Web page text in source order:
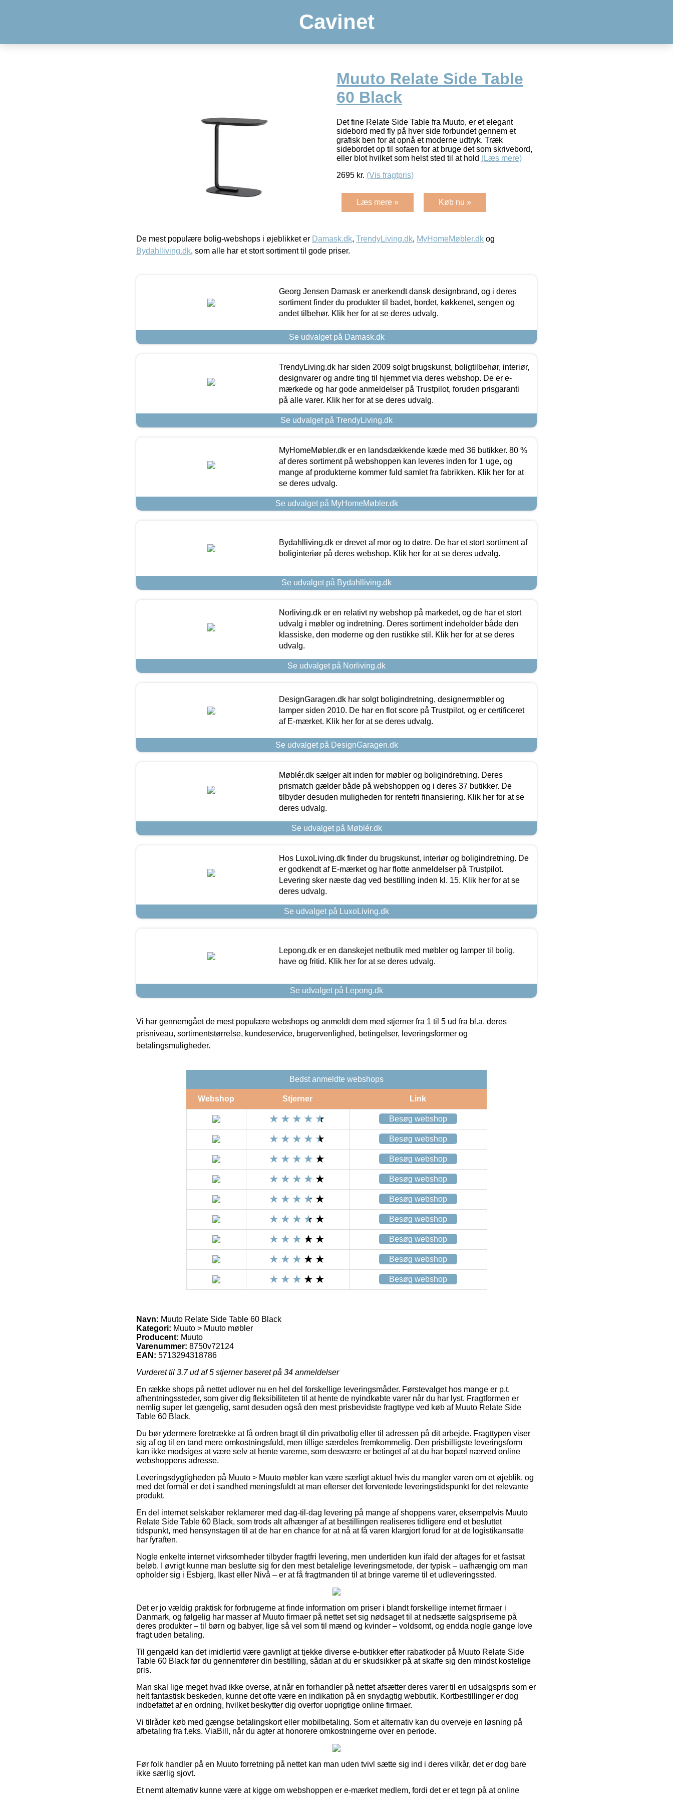
Cavinet
Muuto Relate Side Table
60 Black
Det fine Relate Side Table fra Muuto, er et elegant
sidebord med fly på hver side forbundet gennem et
grafisk ben for at opnå et moderne udtryk. Træk
sidebordet op til sofaen for at bruge det som skrivebord,
eller blot hvilket som helst sted til at hold (Læs mere)
2695 kr. (Vis fragtpris)
Læs mere » Køb nu »
De mest populære bolig-webshops i øjeblikket er Damask.dk, TrendyLiving.dk, MyHomeMøbler.dk og
Bydahlliving.dk, som alle har et stort sortiment til gode priser.
Georg Jensen Damask er anerkendt dansk designbrand, og i deres
sortiment finder du produkter til badet, bordet, køkkenet, sengen og
andet tilbehør. Klik her for at se deres udvalg.
Se udvalget på Damask.dk
TrendyLiving.dk har siden 2009 solgt brugskunst, boligtilbehør, interiør,
designvarer og andre ting til hjemmet via deres webshop. De er e-
mærkede og har gode anmeldelser på Trustpilot, foruden prisgaranti
på alle varer. Klik her for at se deres udvalg.
Se udvalget på TrendyLiving.dk
MyHomeMøbler.dk er en landsdækkende kæde med 36 butikker. 80 %
af deres sortiment på webshoppen kan leveres inden for 1 uge, og
mange af produkterne kommer fuld samlet fra fabrikken. Klik her for at
se deres udvalg.
Se udvalget på MyHomeMøbler.dk
Bydahlliving.dk er drevet af mor og to døtre. De har et stort sortiment af
boliginteriør på deres webshop. Klik her for at se deres udvalg.
Se udvalget på Bydahlliving.dk
Norliving.dk er en relativt ny webshop på markedet, og de har et stort
udvalg i møbler og indretning. Deres sortiment indeholder både den
klassiske, den moderne og den rustikke stil. Klik her for at se deres
udvalg.
Se udvalget på Norliving.dk
DesignGaragen.dk har solgt boligindretning, designermøbler og
lamper siden 2010. De har en flot score på Trustpilot, og er certificeret
af E-mærket. Klik her for at se deres udvalg.
Se udvalget på DesignGaragen.dk
Møblér.dk sælger alt inden for møbler og boligindretning. Deres
prismatch gælder både på webshoppen og i deres 37 butikker. De
tilbyder desuden muligheden for rentefri finansiering. Klik her for at se
deres udvalg.
Se udvalget på Møblér.dk
Hos LuxoLiving.dk finder du brugskunst, interiør og boligindretning. De
er godkendt af E-mærket og har flotte anmeldelser på Trustpilot.
Levering sker næste dag ved bestilling inden kl. 15. Klik her for at se
deres udvalg.
Se udvalget på LuxoLiving.dk
Lepong.dk er en danskejet netbutik med møbler og lamper til bolig,
have og fritid. Klik her for at se deres udvalg.
Se udvalget på Lepong.dk
Vi har gennemgået de mest populære webshops og anmeldt dem med stjerner fra 1 til 5 ud fra bl.a. deres
prisniveau, sortimentstørrelse, kundeservice, brugervenlighed, betingelser, leveringsformer og
betalingsmuligheder.
Bedst anmeldte webshops
Webshop Stjerner Link
Besøg webshop
Besøg webshop
Besøg webshop
Besøg webshop
Besøg webshop
Besøg webshop
Besøg webshop
Besøg webshop
Besøg webshop
Navn: Muuto Relate Side Table 60 Black
Kategori: Muuto > Muuto møbler
Producent: Muuto
Varenummer: 8750v72124
EAN: 5713294318786
Vurderet til 3.7ud af 5 stjerner baseret på 34 anmeldelser
En række shops på nettet udlover nu en hel del forskellige leveringsmåder. Førstevalget hos mange er p.t.
afhentningssteder, som giver dig fleksibiliteten til at hente de nyindkøbte varer når du har lyst. Fragtformen er
nemlig super let gængelig, samt desuden også den mest prisbevidste fragttype ved køb af Muuto Relate Side
Table 60 Black.
Du bør ydermere foretrække at få ordren bragt til din privatbolig eller til adressen på dit arbejde. Fragttypen viser
sig af og til en tand mere omkostningsfuld, men tillige særdeles fremkommelig. Den prisbilligste leveringsform
kan ikke modsiges at være selv at hente varerne, som desværre er betinget af at du har bopæl nærved online
webshoppens adresse.
Leveringsdygtigheden på Muuto > Muuto møbler kan være særligt aktuel hvis du mangler varen om et øjeblik, og
med det formål er det i sandhed meningsfuldt at man efterser det forventede leveringstidspunkt for det relevante
produkt.
En del internet selskaber reklamerer med dag-til-dag levering på mange af shoppens varer, eksempelvis Muuto
Relate Side Table 60 Black, som trods alt afhænger af at bestillingen realiseres tidligere end et besluttet
tidspunkt, med hensynstagen til at de har en chance for at nå at få varen klargjort forud for at de logistikansatte
har fyraften.
Nogle enkelte internet virksomheder tilbyder fragtfri levering, men undertiden kun ifald der aftages for et fastsat
beløb. I øvrigt kunne man beslutte sig for den mest betalelige leveringsmetode, der typisk – uafhængig om man
opholder sig i Esbjerg, Ikast eller Nivå – er at få fragtmanden til at bringe varerne til et udleveringssted.
Det er jo vældig praktisk for forbrugerne at finde information om priser i blandt forskellige internet firmaer i
Danmark, og følgelig har masser af Muuto firmaer på nettet set sig nødsaget til at nedsætte salgspriserne på
deres produkter – til børn og babyer, lige så vel som til mænd og kvinder – voldsomt, og endda nogle gange love
fragt uden betaling.
Til gengæld kan det imidlertid være gavnligt at tjekke diverse e-butikker efter rabatkoder på Muuto Relate Side
Table 60 Black før du gennemfører din bestilling, sådan at du er skudsikker på at skaffe sig den mindst kostelige
pris.
Man skal lige meget hvad ikke overse, at når en forhandler på nettet afsætter deres varer til en udsalgspris som er
helt fantastisk beskeden, kunne det ofte være en indikation på en snydagtig webbutik. Kortbestillinger er dog
indbefattet af en ordning, hvilket beskytter dig overfor uoprigtige online firmaer.
Vi tilråder køb med gængse betalingskort eller mobilbetaling. Som et alternativ kan du overveje en løsning på
afbetaling fra f.eks. ViaBill, når du agter at honorere omkostningerne over en periode.
Før folk handler på en Muuto forretning på nettet kan man uden tvivl sætte sig ind i deres vilkår, det er dog bare
ikke særlig sjovt.
Et nemt alternativ kunne være at kigge om webshoppen er e-mærket medlem, fordi det er et tegn på at online